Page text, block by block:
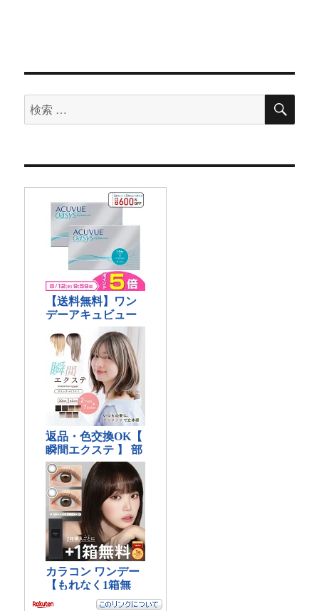
検
索
象:
検